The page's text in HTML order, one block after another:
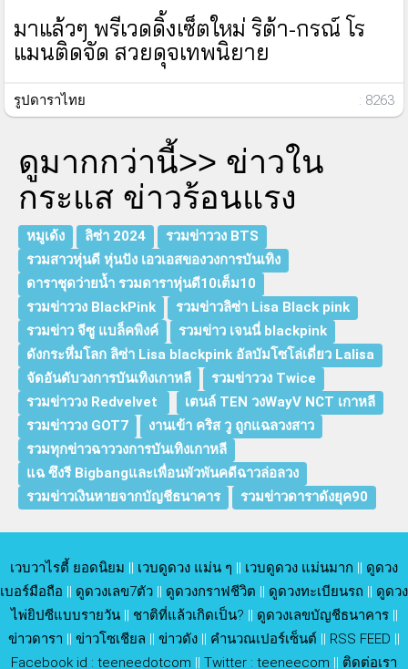
มาแล้วๆ พรีเวดดิ้งเซ็ตใหม่ ริต้า-กรณ์ โร
แมนติดจัด สวยดุจเทพนิยาย
รูปดาราไทย : 8263
ดูมากกว่านี้>> ข่าวใน
กระแส ข่าวร้อนแรง
หมูเด้ง ลิซ่า 2024
รวมข่าววง BTS
รวมสาวหุ่นดี หุ่นปัง เอวเอสของวงการบันเทิง
ดาราชุดว่ายน้ำ รวมดาราหุ่นดี10เต็ม10
รวมข่าววง BlackPink
รวมข่าวลิซ่า Lisa Black pink
รวมข่าว จีซู แบล็คพิงค์
รวมข่าว เจนนี่ blackpink
ดังกระหึ่มโลก ลิซ่า Lisa blackpink อัลบัมโซโล่เดี่ยว Lalisa
จัดอันดับวงการบันเทิงเกาหลี
รวมข่าววง Twice
รวมข่าววง Redvelvet
เตนล์ TEN วงWayV NCT เกาหลี
รวมข่าววง GOT7
งานเข้า คริส วู ถูกแฉลวงสาว
รวมทุกข่าวฉาววงการบันเทิงเกาหลี
แฉ ซึงรี Bigbangและเพื่อนพัวพันคดีฉาวล่อลวง
รวมข่าวเงินหายจากบัญชีธนาคาร
รวมข่าวดาราดังยุค90
เวบวาไรตี้ ยอดนิยม || เวบดูดวง แม่น ๆ || เวบดูดวง แม่นมาก || ดูดวง
เบอร์มือถือ || ดูดวงเลข7ตัว || ดูดวงกราฟชีวิต || ดูดวงทะเบียนรถ || ดูดวง
ไพ่ยิปซีแบบรายวัน|| ชาติที่แล้วเกิดเป็น? || ดูดวงเลขบัญชีธนาคาร||
ข่าวดารา || ข่าวโซเชียล || ข่าวดัง || คำนวณเปอร์เซ็นต์ || RSS FEED ||
Facebook id : teeneedotcom || Twitter : teeneecom || ติดต่อเรา